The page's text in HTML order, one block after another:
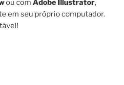
ou com Adobe Illustrator,
em seu próprio computador.